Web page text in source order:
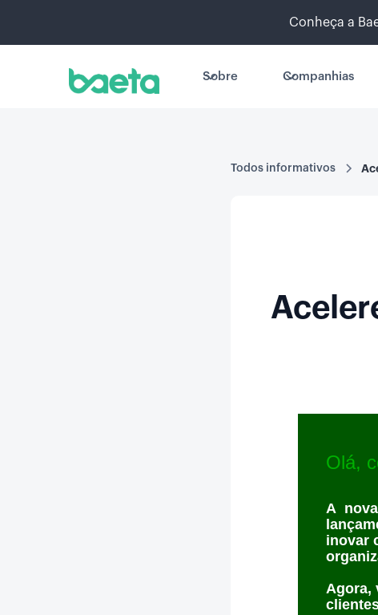
Conheça a
Sobre Companhias
Todos informativos
Olá,
A nova
inovar
Agora,